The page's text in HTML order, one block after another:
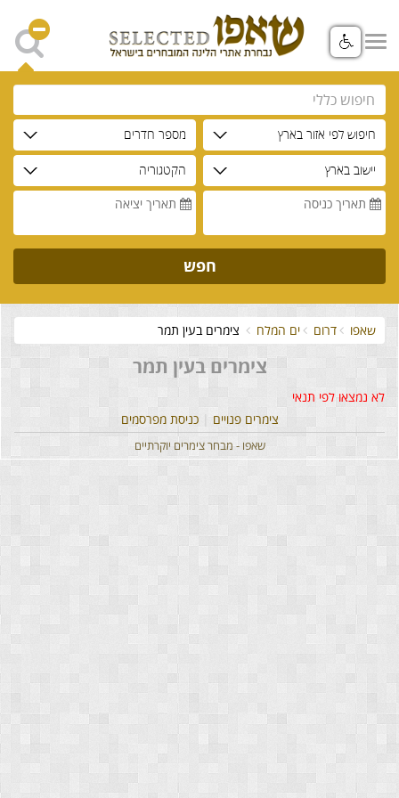
חיפוש לפי אזור בארץ מספר חדרים
יישוב בארץ
הקטגוריה
תאריך כניסה
תאריך יציאה
חפש
שאפו דרום ים המלח צימרים בעין תמר
צימרים בעין תמר
לא נמצאו לפי תנאי
צימרים פנויים
כניסת מפרסמים
שאפו - מבחר צימרים יוקרתיים